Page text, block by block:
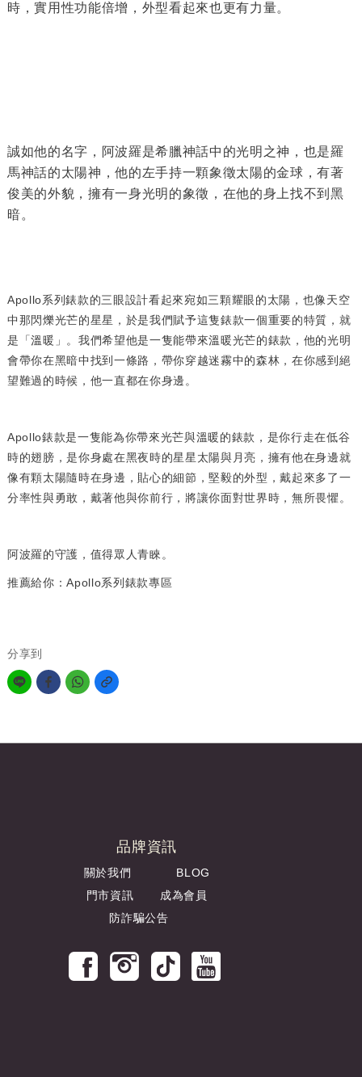
時，實用性功能倍增，外型看起來也更有力量。
誠如他的名字，阿波羅是希臘神話中的光明之神，也是羅
馬神話的太陽神，他的左手持一顆象徵太陽的金球，有著
俊美的外貌，擁有一身光明的象徵，在他的身上找不到黑
暗。
Apollo系列錶款的三眼設計看起來宛如三顆耀眼的太陽，也像天空
中那閃爍光芒的星星，於是我們賦予這隻錶款一個重要的特質，就
是「溫暖」。我們希望他是一隻能帶來溫暖光芒的錶款，他的光明
會帶你在黑暗中找到一條路，帶你穿越迷霧中的森林，在你感到絕
望難過的時候，他一直都在你身邊。
Apollo錶款是一隻能為你帶來光芒與溫暖的錶款，是你行走在低谷
時的翅膀，是你身處在黑夜時的星星太陽與月亮，擁有他在身邊就
像有顆太陽隨時在身邊，貼心的細節，堅毅的外型，戴起來多了一
分率性與勇敢，戴著他與你前行，將讓你面對世界時，無所畏懼。
阿波羅的守護，值得眾人青睞。
推薦給你：Apollo系列錶款專區
分享到
品牌資訊
關於我們
BLOG
門市資訊
成為會員
防詐騙公告